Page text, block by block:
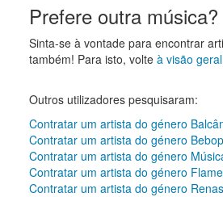
Prefere outra música?
Sinta-se à vontade para encontrar
também! Para isto, volte à visão geral
Outros utilizadores pesquisaram:
Contratar um artista do género
Contratar um artista do género Bebop
Contratar um artista do género
Contratar um artista do género
Contratar um artista do género